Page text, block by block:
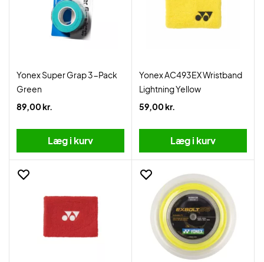
Yonex Super Grap 3-Pack
Green
89,00 kr.
Læg i kurv
Yonex AC493EX Wristband
Lightning Yellow
59,00 kr.
Læg i kurv